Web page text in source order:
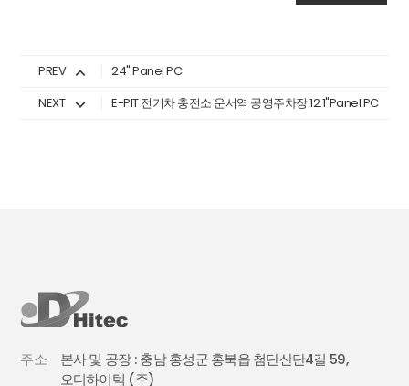
PREV
24" Panel PC
NEXT
E-PIT 전기차 충전소 운서역 공영주차장 12.1"Panel PC
주소
본사 및 공장 : 충남 홍성군 홍북읍 첨단산단4길 59,
오디하이텍 (주)